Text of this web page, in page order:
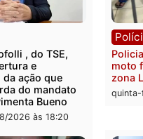
morto em
bairro Colina Park